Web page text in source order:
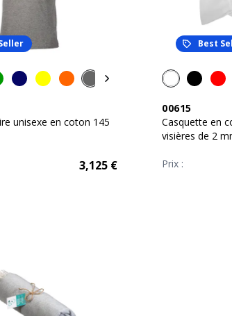
unisexe en coton 145
3,125€
Best
00615
Casquette en
visières de 2
Prix :